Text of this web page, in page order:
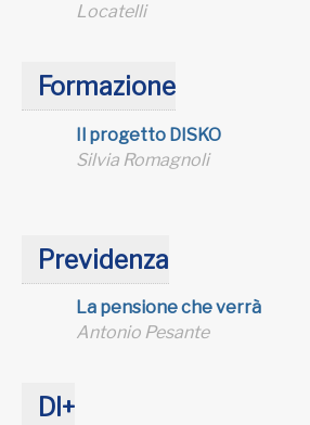
Locatelli
Formazione
Il progetto DISKO
Silvia Romagnoli
Previdenza
La pensione che verrà
Antonio Pesante
DI+